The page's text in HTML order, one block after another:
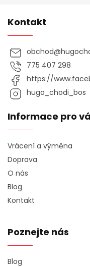
Kontakt
obchod@
775 407 298
https://
hugo_chodi_bos
Informace pro
Vrácení a výměna
Doprava
O nás
Blog
Kontakt
Poznejte nás
Blog